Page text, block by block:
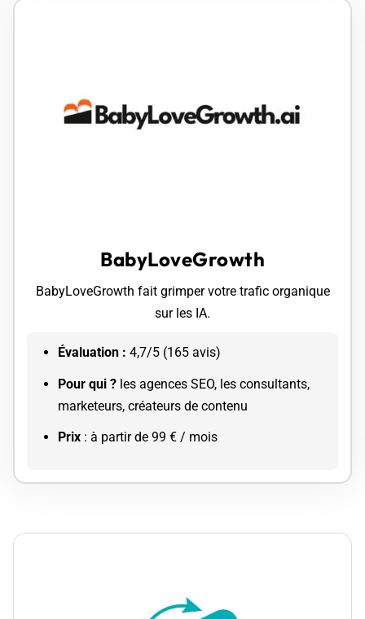
BabyLoveGrowth
BabyLoveGrowth fait grimper votre trafic organique
sur les IA.
Évaluation :4,7/5 (165 avis)
Pour qui ? ​les agences SEO, les consultants,
marketeurs, créateurs de contenu
Prix : à partir de 99 € / mois